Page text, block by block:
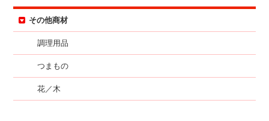
その他商材
調理用品
つまもの
花／木